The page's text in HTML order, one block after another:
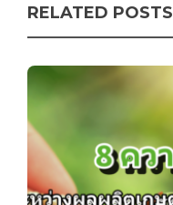
RELATED POSTS